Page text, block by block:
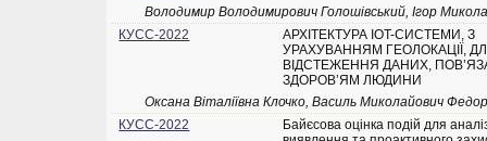
Володимир Володимирович Голошівський, Ігор
КУСС-2022
АРХІТЕКТУРА IOT-СИСТЕМИ, З
УРАХУВАННЯМ ГЕОЛОКАЦІЇ,
ВІДСТЕЖЕННЯ ДАНИХ,
ЗДОРОВ’ЯМ ЛЮДИНИ
Оксана Віталіївна Клочко, Василь Миколайович
КУСС-2022
Байєсова оцінка подій для